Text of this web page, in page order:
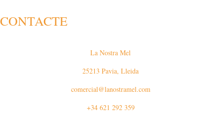
CONTACTE
La Nostra Mel
25213 Pavia, Lleida
comercial@lanostramel.com
+34 621 292 359